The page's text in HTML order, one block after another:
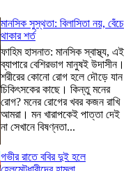
মানসিক সুস্থতা: বিলাসিতা নয়, বেঁচে
থাকার শর্ত
ফাহিম হাসনাত: মানসিক স্বাস্থ্য, এই
ব্যাপারে বেশিরভাগ মানুষই উদাসীন।
শরীরের কোনো রোগ হলে দৌড়ে যান
চিকিৎসকের কাছে। কিন্তু মনের
রোগ? মনের রোগের খবর কজন রাখি
আমরা। মন খারাপকেই পাত্তা দেই
না সেখানে বিষণ্নতা...
গভীর রাতে ববির দুই হলে